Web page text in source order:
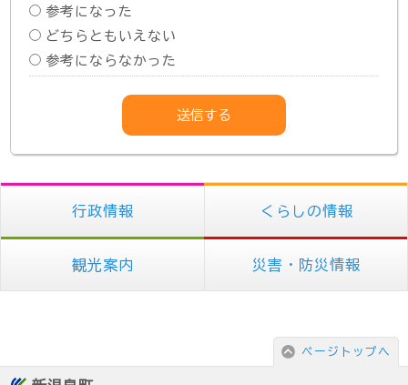
参考になった
どちらともいえない
参考にならなかった
行政情報 くらしの情報
観光案内 災害・防災情報
ページトップへ